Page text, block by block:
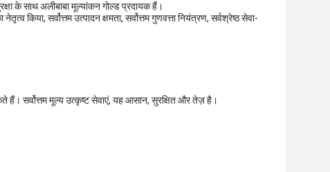
के साथ अलीबाबा मूल्यांकन गोल्ड प्रदायक हैं।
सर्वोत्तम उत्पादन क्षमता, सर्वोत्तम गुणवत्ता नियंत्रण, सर्वश्रेष्ठ सेवा-
सर्वोत्तम मूल्य उत्कृष्ट सेवाएं, यह आसान, सुरक्षित और तेज़ है।